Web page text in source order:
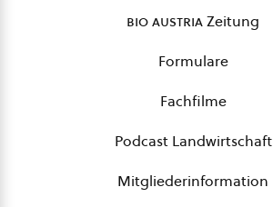
bio austriaZeitung
Formulare
Fachfilme
Podcast Landwirtschaft
Mitgliederinformation